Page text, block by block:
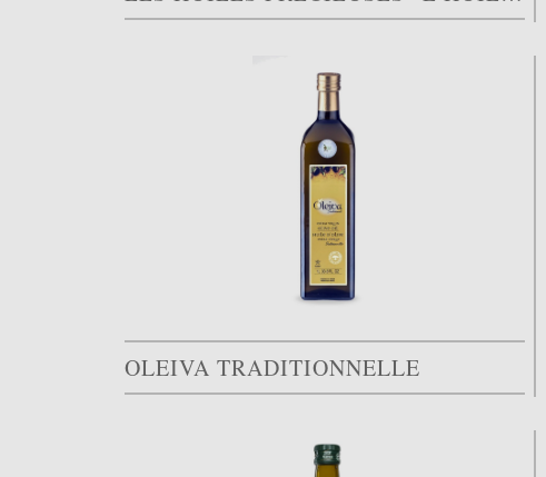
OLEIVA TRADITIONNELLE